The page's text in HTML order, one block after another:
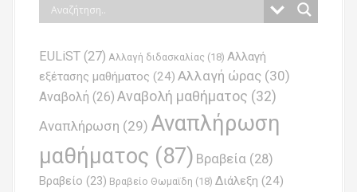
EULiST (27) Αλλαγή διδασκαλίας (18) Αλλαγή
εξέτασης μαθήματος (24) Αλλαγή ώρας (30)
Αναβολή (26) Αναβολή μαθήματος (32)
Αναπλήρωση (29) Αναπλήρωση
μαθήματος (87) Βραβεία (28)
Βραβείο (23) Βραβείο Θωμαϊδη (18) Διάλεξη (24)